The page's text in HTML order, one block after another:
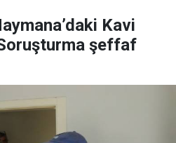
Kavi
şeffaf